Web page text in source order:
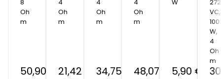
8
Oh
m
50,90 €
4
Oh
m
21,42 €
4
Oh
m
34,75 €
4
Oh
m
48,07 €
W
5,90 €
272
VC,
100
W,
4
Oh
m